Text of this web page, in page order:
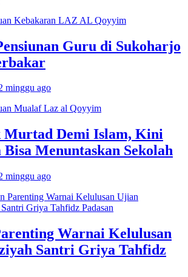
Guru di Sukoharjo
minggu ago
Murtad Demi Islam, Kini
Menuntaskan Sekolah
minggu ago
Warnai Kelulusan
Santri Griya Tahfidz